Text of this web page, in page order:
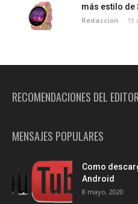
más estilo de
Redaccion - 19
RECOMENDACIONES DEL EDITOR
MENSAJES POPULARES
Como
Android
8 mayo, 2020